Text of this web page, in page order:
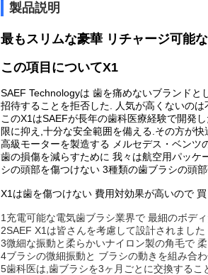
製品説明
最もスリムな豪華 リチャージ可能
この項目についてX1
SAEF Technologyは 歯を痛めないブランド
招待することを拒否した. 人気が高くないの
このX1はSAEFが長年の歯科医療経験で開発
限に抑え,十分な安全範囲を備える.その方が
高級モーターを製造する メルセデス・ベンツ
歯の損傷を減らすために 我々は航空用パッ
シの頭部を傷つけない 3種類の歯ブラシの頭
X1は歯を傷つけない 費用対効果が高いので
1充電可能な電気歯ブラシ業界で 最細のボデ
2SAEF X1は皆さんを考慮して設計されまし
3微細な振動と柔らかいナイロン製の角毛で
4ブラシの微細振動と ブラシの動きを組み合
5歯科医は,歯ブラシを3ヶ月ごとに交換するこ